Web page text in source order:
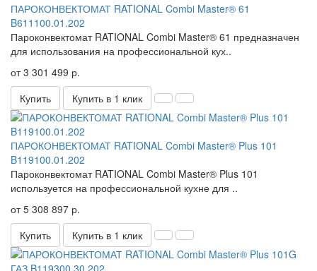
ПАРОКОНВЕКТОМАТ RATIONAL Combi Master® 61
B611100.01.202
Пароконвектомат RATIONAL Combi Master® 61 предназначен
для использования на профессиональной кух..
от 3 301 499 р.
Купить
Купить в 1 клик
ПАРОКОНВЕКТОМАТ RATIONAL Combi Master® Plus 101
B119100.01.202
Пароконвектомат RATIONAL Combi Master® Plus 101
используется на профессиональной кухне для ..
от 5 308 897 р.
Купить
Купить в 1 клик